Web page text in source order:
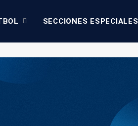
SECCIONES ESPECIALES